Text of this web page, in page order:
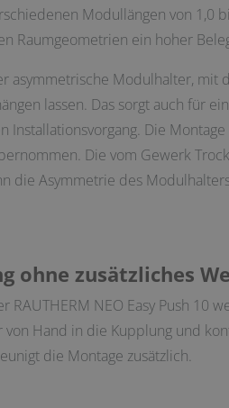
Modullängen von 1,0
Raumgeometrien ein hoher
asymmetrische Modulhalter,
lassen. Das sorgt auch für
Installationsvorgang. Die
Die vom Gewerk
die Asymmetrie des
ohne zusätzliches
RAUTHERM NEO Easy Push
von Hand in die Kupplung und
die Montage zusätzlich.